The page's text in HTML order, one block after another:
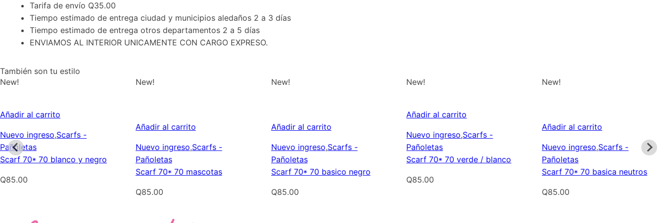
Tarifa de envío Q35.00
Tiempo estimado de entrega ciudad y municipios aledaños 2 a 3 días
Tiempo estimado de entrega otros departamentos 2 a 5 días
ENVIAMOS AL INTERIOR UNICAMENTE CON CARGO EXPRESO.
También son tu estilo
New!
Añadir al carrito
Nuevo ingreso,Scarfs -
Pañoletas
Scarf 70* 70 blanco y negro
Q85.00
New!
Añadir al carrito
Nuevo ingreso,Scarfs -
Pañoletas
Scarf 70* 70 mascotas
Q85.00
New!
Añadir al carrito
Nuevo ingreso,Scarfs -
Pañoletas
Scarf 70* 70 basico negro
Q85.00
New!
Añadir al carrito
Nuevo ingreso,Scarfs -
Pañoletas
Scarf 70* 70 verde / blanco
Q85.00
New!
Añadir al carrito
Nuevo ingreso,Scarfs -
Pañoletas
Scarf 70* 70 basica neutros
Q85.00